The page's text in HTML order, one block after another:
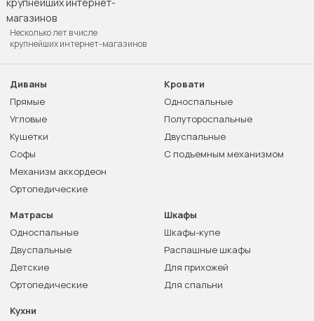
Несколько лет в числе
крупнейших интернет-магазинов
Диваны
Прямые
Угловые
Кушетки
Софы
Механизм аккордеон
Ортопедические
Кровати
Односпальные
Полутороспальные
Двуспальные
С подъемным механизмом
Матрасы
Односпальные
Двуспальные
Детские
Ортопедические
Шкафы
Шкафы-купе
Распашные шкафы
Для прихожей
Для спальни
Кухни